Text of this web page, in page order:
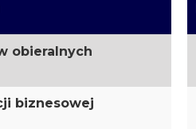
obieralnych
biznesowej